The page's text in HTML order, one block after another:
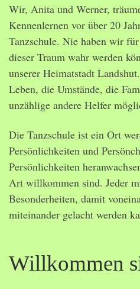
Wir, Anita und Werner,
Kennenlernen vor über 20
Tanzschule. Nie haben wir
dieser Traum wahr werden
unserer Heimatstadt
Leben, die Umstände, die
unzählige andere Helfer
Die Tanzschule ist ein Ort
Persönlichkeiten und
Persönlichkeiten
Art willkommen sind. Jeder
Besonderheiten, damit
miteinander gelacht werden
Willkommen